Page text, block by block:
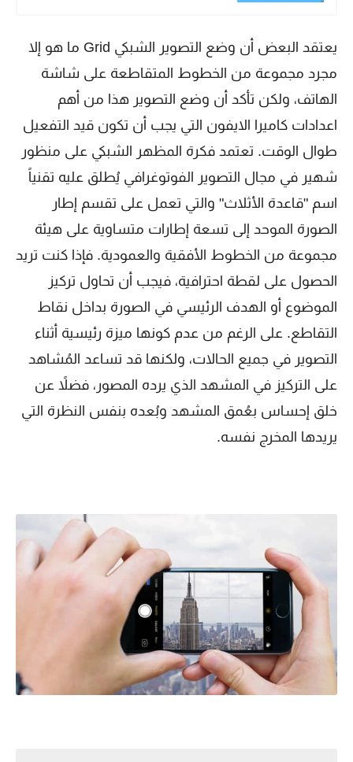
يعتقد البعض أن وضع التصوير الشبكي Grid ما هو إلا
مجرد مجموعة من الخطوط المتقاطعة على شاشة
الهاتف، ولكن تأكد أن وضع التصوير هذا من أهم
اعدادات كاميرا الايفون التي يجب أن تكون قيد التفعيل
طوال الوقت. تعتمد فكرة المظهر الشبكي على منظور
شهير في مجال التصوير الفوتوغرافي يُطلق عليه تقنياً
اسم "قاعدة الأثلاث" والتي تعمل على تقسم إطار
الصورة الموحد إلى تسعة إطارات متساوية على هيئة
مجموعة من الخطوط الأفقية والعمودية. فإذا كنت تريد
الحصول على لقطة احترافية، فيجب أن تحاول تركيز
الموضوع أو الهدف الرئيسي في الصورة بداخل نقاط
التقاطع. على الرغم من عدم كونها ميزة رئيسية أثناء
التصوير في جميع الحالات، ولكنها قد تساعد المُشاهد
على التركيز في المشهد الذي يرده المصور، فضلاً عن
خلق إحساس بعُمق المشهد وبُعده بنفس النظرة التي
يريدها المخرج نفسه.